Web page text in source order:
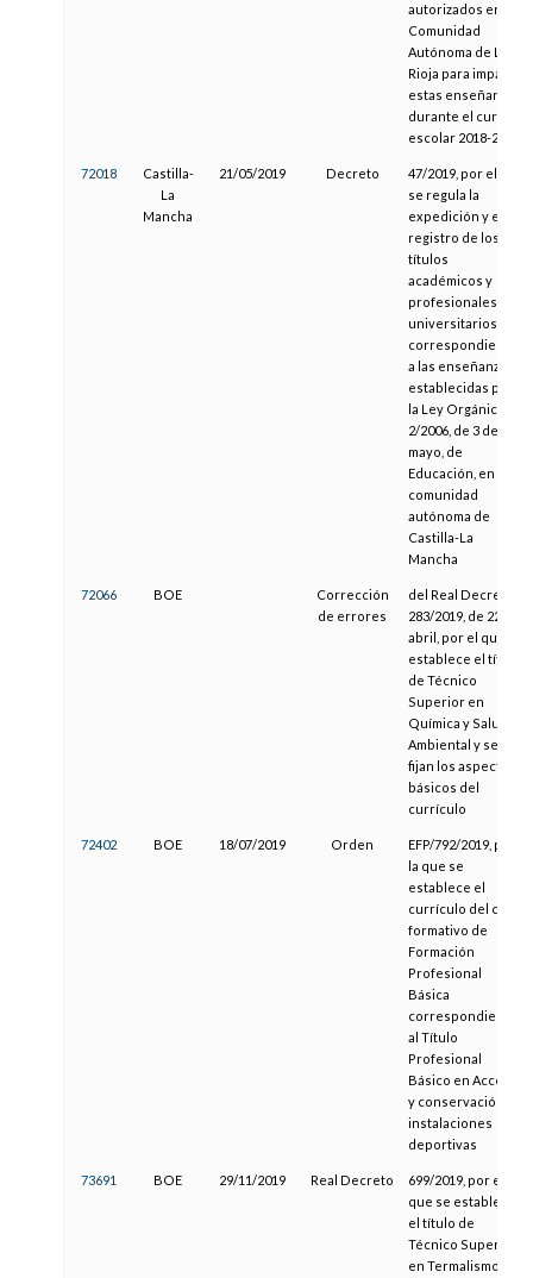
autorizados en la
Comunidad
Autónoma de La
Rioja para impartir
estas enseñanzas
durante el curso
escolar 2018-2019
72018
Castilla-
La
Mancha
21/05/2019 Decreto
47/2019, por el que
se regula la
expedición y el
registro de los
títulos
académicos y
profesionales no
universitarios
correspondientes
a las enseñanzas
establecidas por
la Ley Orgánica
2/2006, de 3 de
mayo, de
Educación, en la
comunidad
autónoma de
Castilla-La
Mancha
72066 BOE
Corrección
de errores
del Real Decreto
283/2019, de 22 de
abril, por el que se
establece el título
de Técnico
Superior en
Química y Salud
Ambiental y se
fijan los aspectos
básicos del
currículo
72402 BOE 18/07/2019 Orden
EFP/792/2019, por
la que se
establece el
currículo del ciclo
formativo de
Formación
Profesional
Básica
correspondiente
al Título
Profesional
Básico en Acceso
y conservación en
instalaciones
deportivas
73691 BOE 29/11/2019 Real Decreto
699/2019, por el
que se establece
el título de
Técnico Superior
en Termalismo y